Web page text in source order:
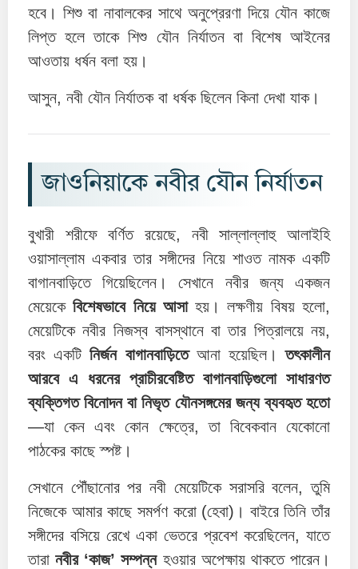
হবে। শিশু বা নাবালকের সাথে অনুপ্রেরণা দিয়ে যৌন কাজে
লিপ্ত হলে তাকে শিশু যৌন নির্যাতন বা বিশেষ আইনের
আওতায় ধর্ষন বলা হয়।
আসুন, নবী যৌন নির্যাতক বা ধর্ষক ছিলেন কিনা দেখা যাক।
জাওনিয়াকে নবীর যৌন নির্যাতন
বুখারী শরীফে বর্ণিত রয়েছে, নবী সাল্লাল্লাহু আলাইহি
ওয়াসাল্লাম একবার তার সঙ্গীদের নিয়ে শাওত নামক একটি
বাগানবাড়িতে গিয়েছিলেন। সেখানে নবীর জন্য একজন
মেয়েকেবিশেষভাবে নিয়ে আসাহয়। লক্ষণীয় বিষয় হলো,
মেয়েটিকে নবীর নিজস্ব বাসস্থানে বা তার পিত্রালয়ে নয়,
বরং একটিনির্জন বাগানবাড়িতেআনা হয়েছিল।তৎকালীন
আরবে এ ধরনের প্রাচীরবেষ্টিত বাগানবাড়িগুলো সাধারণত
ব্যক্তিগত বিনোদন বা নিভৃত যৌনসঙ্গমের জন্য ব্যবহৃত হতো
—যা কেন এবং কোন ক্ষেত্রে, তা বিবেকবান যেকোনো
পাঠকের কাছে স্পষ্ট।
সেখানে পৌঁছানোর পর নবী মেয়েটিকে সরাসরি বলেন, তুমি
নিজেকে আমার কাছে সমর্পণ করো (হেবা)। বাইরে তিনি তাঁর
সঙ্গীদের বসিয়ে রেখে একা ভেতরে প্রবেশ করেছিলেন, যাতে
তারানবীর ‘কাজ’ সম্পন্নহওয়ার অপেক্ষায় থাকতে পারেন।